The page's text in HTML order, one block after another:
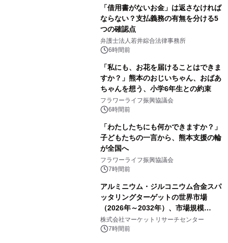
「借用書がないお金」は返さなければ
ならない？支払義務の有無を分ける5
つの確認点
弁護士法人若井綜合法律事務所
6時間前
「私にも、お花を届けることはできま
すか？」熊本のおじいちゃん、おばあ
ちゃんを想う、小学6年生との約束
フラワーライフ振興協議会
6時間前
「わたしたちにも何かできますか？」
子どもたちの一言から、熊本支援の輪
が全国へ
フラワーライフ振興協議会
7時間前
アルミニウム・ジルコニウム合金スパ
ッタリングターゲットの世界市場
（2026年～2032年）、市場規模
（0.995、0.999、その他）・分析レポ
ートを発表
株式会社マーケットリサーチセンター
7時間前